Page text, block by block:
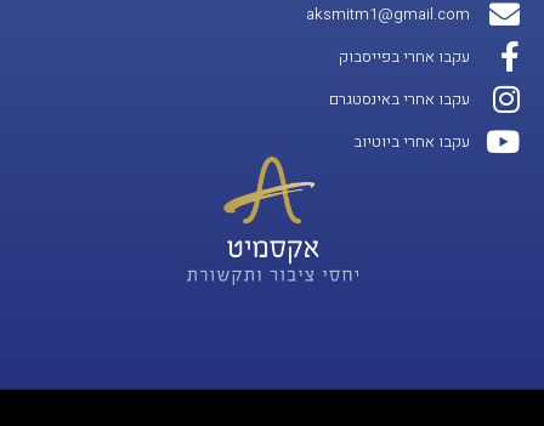
aksmitm1@gmail.com
עקבו אחרי בפייסבוק
עקבו אחרי באינסטגרם
עקבו אחרי ביוטיוב